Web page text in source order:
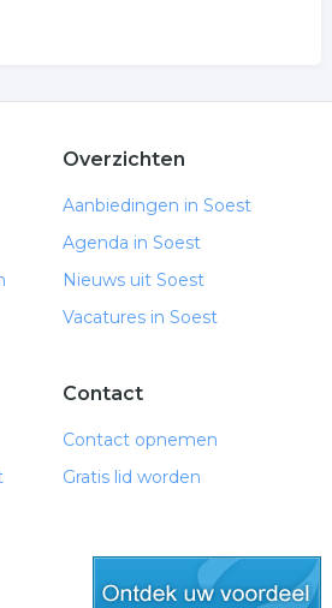
Overzichten
Aanbiedingen in Soest
Agenda in Soest
Nieuws uit Soest
Vacatures in Soest
Contact
Contact opnemen
Gratis lid worden